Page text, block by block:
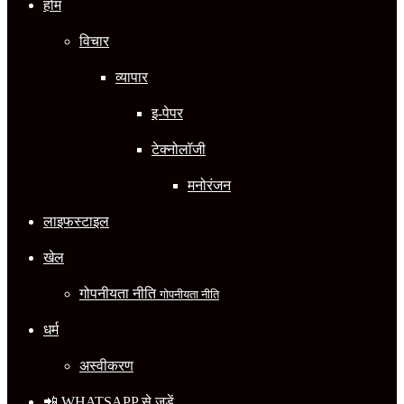
होम
विचार
व्यापार
इ-पेपर
टेक्नोलॉजी
मनोरंजन
लाइफस्टाइल
खेल
गोपनीयता नीतिगोपनीयता नीति
धर्म
अस्वीकरण